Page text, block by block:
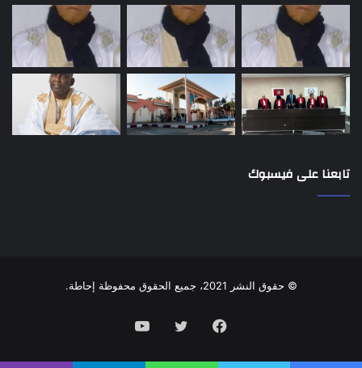
تابعنا على فيسبوك
© حقوق النشر 2021، جميع الحقوق محفوظة إحاطة.
فيسبوك تويتر يوتيوب